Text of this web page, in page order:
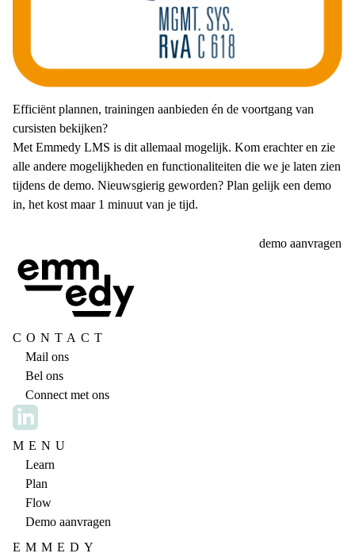
Efficiënt plannen, trainingen aanbieden én de voortgang van
cursisten bekijken?
Met Emmedy LMS is dit allemaal mogelijk. Kom erachter en zie
alle andere mogelijkheden en functionaliteiten die we je laten zien
tijdens de demo. Nieuwsgierig geworden? Plan gelijk een demo
in, het kost maar 1 minuut van je tijd.
demo aanvragen
CONTACT
Mail ons
Bel ons
Connect met ons
MENU
Learn
Plan
Flow
Demo aanvragen
EMMEDY